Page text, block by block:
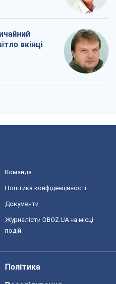
вкінці
Команда
Політика конфіденційності
Документи
Журналісти OBOZ.UA на місці
подій
Політика